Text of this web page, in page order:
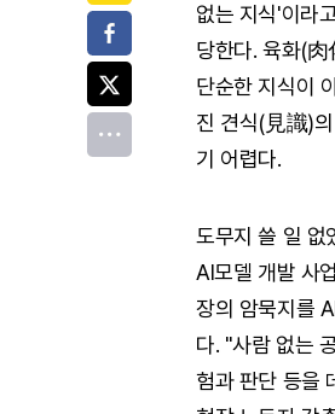
없는 지식'이라
당한다. 육화(
단순한 지식이
진 견식(見識)
기 어렵다.
도무지 쓸 일 없
AI모델 개발 사
장의 암묵지를
다. "사람 없는
험과 판단 등을